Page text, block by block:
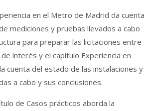
en el Metro de Madrid da cuenta
mediciones y pruebas llevados a cabo
para preparar las licitaciones entre
interés y el capítulo Experiencia en
cuenta del estado de las instalaciones y
a cabo y sus conclusiones.
de Casos prácticos aborda la